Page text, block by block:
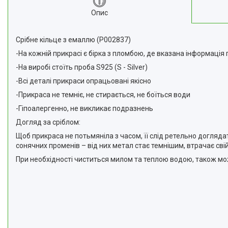
Повернення та Обмін
Опис
Срібне кільце з емаллю (Р002837)
-На кожній прикрасі є бірка з пломбою, де вказана інформація
-На виробі стоїть проба S925 (S - Silver)
-Всі деталі прикраси опрацьовані якісно
-Прикраса не темніє, не стирається, не боїться води
-Гіпоалергенно, не викликає подразнень
Догляд за сріблом:
Щоб прикраса не потьмяніла з часом, її слід ретельно
сонячних променів – від них метал стає темнішим, втрачає
При необхідності чиститься милом та теплою водою, також